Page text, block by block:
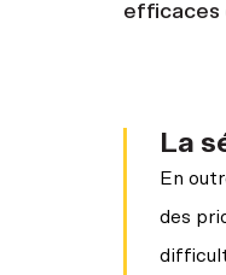
efficaces
La
En
des